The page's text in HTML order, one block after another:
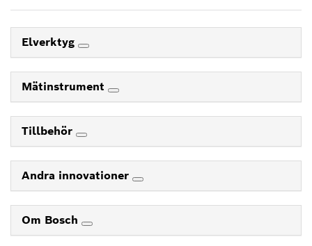
Elverktyg
Mätinstrument
Tillbehör
Andra innovationer
Om Bosch